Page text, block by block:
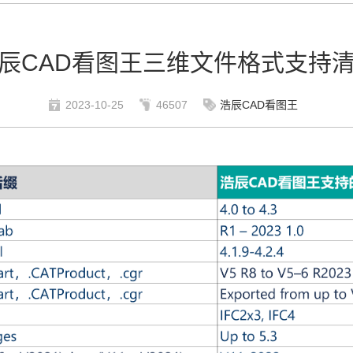
CAD看图王三维文件格式支持
2023-10-25 46507 浩辰CAD看图王